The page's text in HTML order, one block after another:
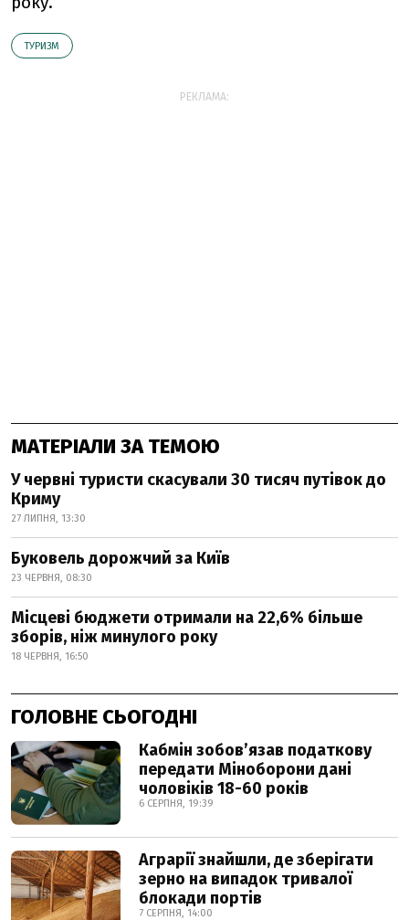
ТУРИЗМ
РЕКЛАМА:
МАТЕРІАЛИ ЗА ТЕМОЮ
У червні туристи скасували 30 тисяч путівок до
Криму
27 ЛИПНЯ, 13:30
Буковель дорожчий за Київ
23 ЧЕРВНЯ, 08:30
Місцеві бюджети отримали на 22,6% більше
зборів, ніж минулого року
18 ЧЕРВНЯ, 16:50
ГОЛОВНЕ СЬОГОДНІ
Кабмін зобовʼязав податкову
передати Міноборони дані
чоловіків 18-60 років
6 СЕРПНЯ, 19:39
Аграрії знайшли, де зберігати
зерно на випадок тривалої
блокади портів
7 СЕРПНЯ, 14:00